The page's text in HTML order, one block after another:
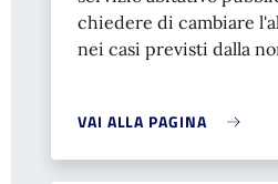
chiedere di cambiare
nei casi previsti dalla
VAI ALLA PAGINA